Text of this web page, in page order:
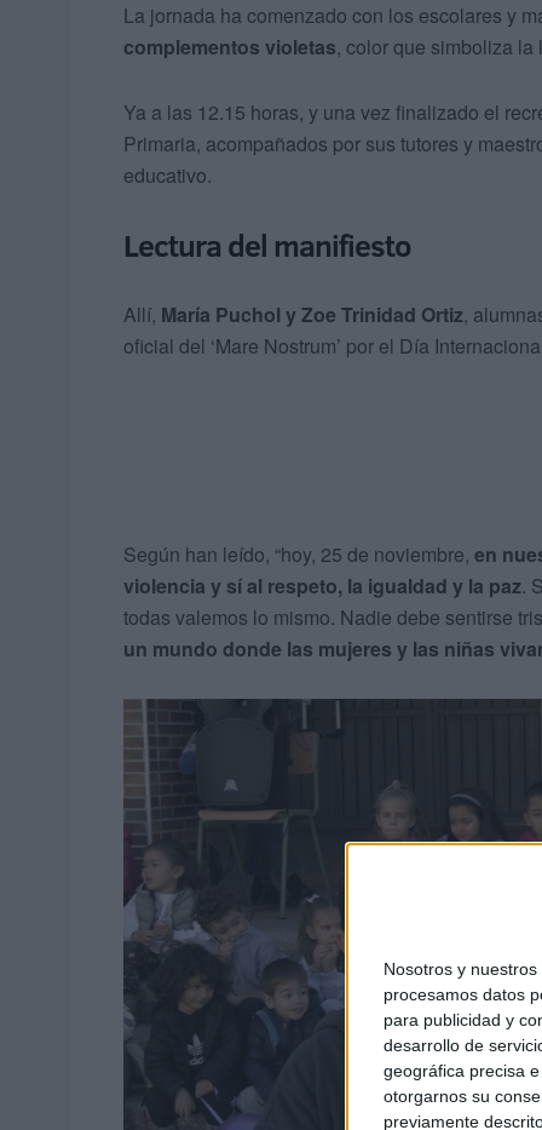
Nosotros y nuestros
procesamos datos
para publicidad y
desarrollo de
geográfica precisa
otorgarnos su
previamente
La jornada ha comenzado con los escolares y
complementos violetas, color que simboliza
Ya a las 12.15 horas, y una vez finalizado el
Primaria, acompañados por sus tutores y
educativo.
Lectura del manifiesto
Allí, María Puchol y Zoe Trinidad Ortiz,
oficial del ‘Mare Nostrum’ por el Día
Según han leído, “hoy, 25 de noviembre, en
violencia y sí al respeto, la igualdad y la paz.
todas valemos lo mismo. Nadie debe sentirse
un mundo donde las mujeres y las niñas